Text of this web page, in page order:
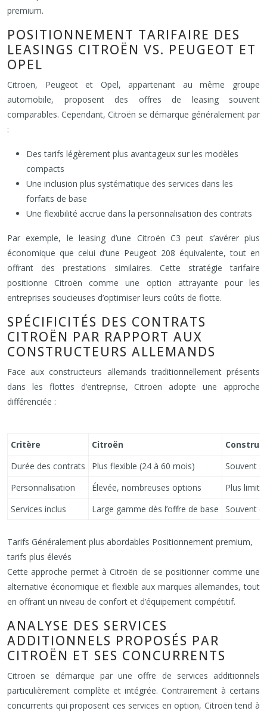
premium.
POSITIONNEMENT TARIFAIRE DES
LEASINGS CITROËN VS. PEUGEOT ET
OPEL
Citroën, Peugeot et Opel, appartenant au même groupe
automobile, proposent des offres de leasing souvent
comparables. Cependant, Citroën se démarque généralement par
:
Des tarifs légèrement plus avantageux sur les modèles
compacts
Une inclusion plus systématique des services dans les
forfaits de base
Une flexibilité accrue dans la personnalisation des contrats
Par exemple, le leasing d’une Citroën C3 peut s’avérer plus
économique que celui d’une Peugeot 208 équivalente, tout en
offrant des prestations similaires. Cette stratégie tarifaire
positionne Citroën comme une option attrayante pour les
entreprises soucieuses d’optimiser leurs coûts de flotte.
SPÉCIFICITÉS DES CONTRATS
CITROËN PAR RAPPORT AUX
CONSTRUCTEURS ALLEMANDS
Face aux constructeurs allemands traditionnellement présents
dans les flottes d’entreprise, Citroën adopte une approche
différenciée :
Critère Citroën
Durée des contrats
Plus flexible (24 à 60 mois)
Souvent
Personnalisation
Élevée, nombreuses options
Plus
Services inclus
Large gamme dès l’offre de base Souvent
Tarifs Généralement plus abordables Positionnement premium,
tarifs plus élevés
Cette approche permet à Citroën de se positionner comme une
alternative économique et flexible aux marques allemandes, tout
en offrant un niveau de confort et d’équipement compétitif.
ANALYSE DES SERVICES
ADDITIONNELS PROPOSÉS PAR
CITROËN ET SES CONCURRENTS
Citroën se démarque par une offre de services additionnels
particulièrement complète et intégrée. Contrairement à certains
concurrents qui proposent ces services en option, Citroën tend à